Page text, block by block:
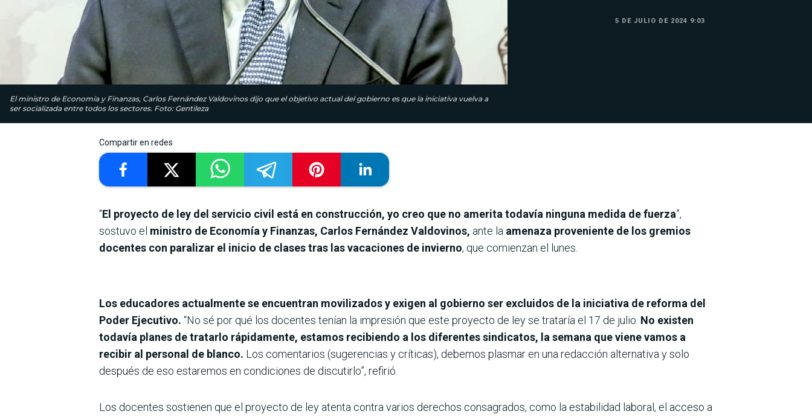
El ministro de Economía y Finanzas, Carlos Fernández Valdovinos dijo que el objetivo actual del gobierno es que la iniciativa vuelva a
ser socializada entre todos los sectores. Foto: Gentileza
5 DE JULIO DE 2024 9:03
Compartir en redes
“El proyecto de ley del servicio civil está en construcción, yo creo que no amerita todavía ninguna medida de fuerza”,
sostuvo el ministro de Economía y Finanzas, Carlos Fernández Valdovinos, ante la amenaza proveniente de los gremios
docentes con paralizar el inicio de clases tras las vacaciones de invierno, que comienzan el lunes.
Los educadores actualmente se encuentran movilizados y exigen al gobierno ser excluidos de la iniciativa de reforma del
Poder Ejecutivo. “No sé por qué los docentes tenían la impresión que este proyecto de ley se trataría el 17 de julio. No existen
todavía planes de tratarlo rápidamente, estamos recibiendo a los diferentes sindicatos, la semana que viene vamos a
recibir al personal de blanco. Los comentarios (sugerencias y críticas), debemos plasmar en una redacción alternativa y solo
después de eso estaremos en condiciones de discutirlo”, refirió.
Los docentes sostienen que el proyecto de ley atenta contra varios derechos consagrados, como la estabilidad laboral, el acceso a